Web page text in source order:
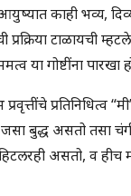
काही भव्य,
प्रक्रिया टाळायची
या गोष्टींना पारखा
प्रतिनिधित्व
जसा बुद्ध असतो तसा
असतो, व हीच